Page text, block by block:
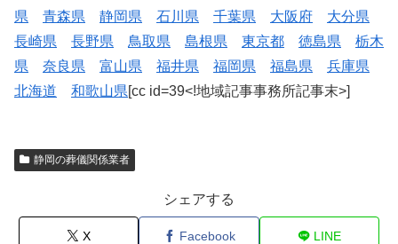
県
青森県 静岡県 石川県 千葉県 大阪府
大分県
長崎県
長野県 鳥取県 島根県 東京都 徳島県
栃木
県
奈良県 富山県 福井県 福岡県 福島県
兵庫県
北海道
和歌山県[cc id=39<!地域記事事務所記事末>]
静岡の葬儀関係業者
シェアする
X Facebook LINE